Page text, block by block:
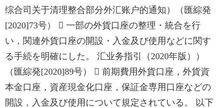
综合司关于清理整合部分外汇账户的通知）（匯綜発
[2020]73号）  一部の外貨口座の整理・統合を行
い，関連外貨口座の開設・入金及び使用などに関す
る手続を明確にした。 汇业务指引（2020年版））
（匯綜発[2020]89号）  前期費用外貨口座，外貨資
本金口座，資産現金化口座，保証金専用口座などの
開設，入金及び使用について規定されている。 以下